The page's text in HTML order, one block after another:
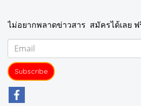
ไม่อยากพลาดข่าวสาร สมัครได้เลย ฟ
Subscribe